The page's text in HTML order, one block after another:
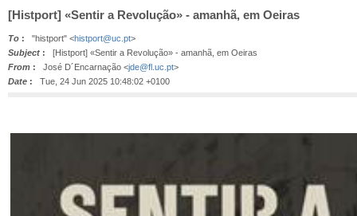
[Histport] «Sentir a Revolução» - amanhã, em Oeiras
To : "histport" <histport@uc.pt>
Subject : [Histport] «Sentir a Revolução» - amanhã, em Oeiras
From : José D´Encarnação <jde@fl.uc.pt>
Date : Tue, 24 Jun 2025 10:48:02 +0100